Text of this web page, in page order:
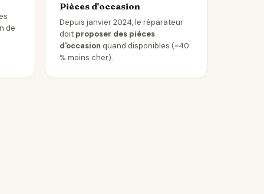
de
Pièces d'occasion
Depuis janvier 2024, le réparateur
doit proposer des pièces
d'occasion quand disponibles (~40
% moins cher).